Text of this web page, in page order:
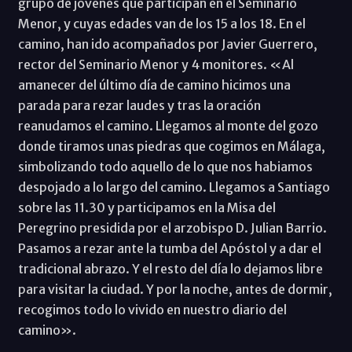
Menor, y cuyas edades van de los 15 a los 18. En el
camino, han ido acompañados por Javier Guerrero,
rector del Seminario Menor y 4 monitores. «Al
amanecer del último día de camino hicimos una
parada para rezar laudes y tras la oración
reanudamos el camino. Llegamos al monte del gozo
donde tiramos unas piedras que cogimos en Málaga,
simbolizando todo aquello de lo que nos habiamos
despojado a lo largo del camino. Llegamos a Santiago
sobre las 11.30 y participamos en la Misa del
Peregrino presidida por el arzobispo D. Julian Barrio.
Pasamos a rezar ante la tumba del Apóstol y a dar el
tradicional abrazo. Y el resto del día lo dejamos libre
para visitar la ciudad. Y por la noche, antes de dormir,
recogimos todo lo vivido en nuestro diario del
camino».